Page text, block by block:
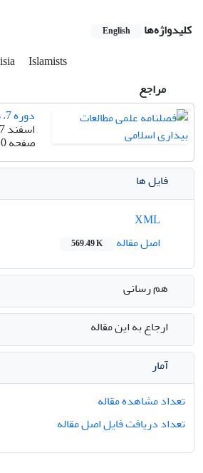
کلیدواژه‌ها English
Islamists
مراجع
دوره 7، شماره 14
اسفند 1397
صفحه
فایل ها
اصل مقاله
569.49 K
هم رسانی
ارجاع به این مقاله
آمار
تعداد مشاهده مقاله
تعداد دریافت فایل اصل مقاله